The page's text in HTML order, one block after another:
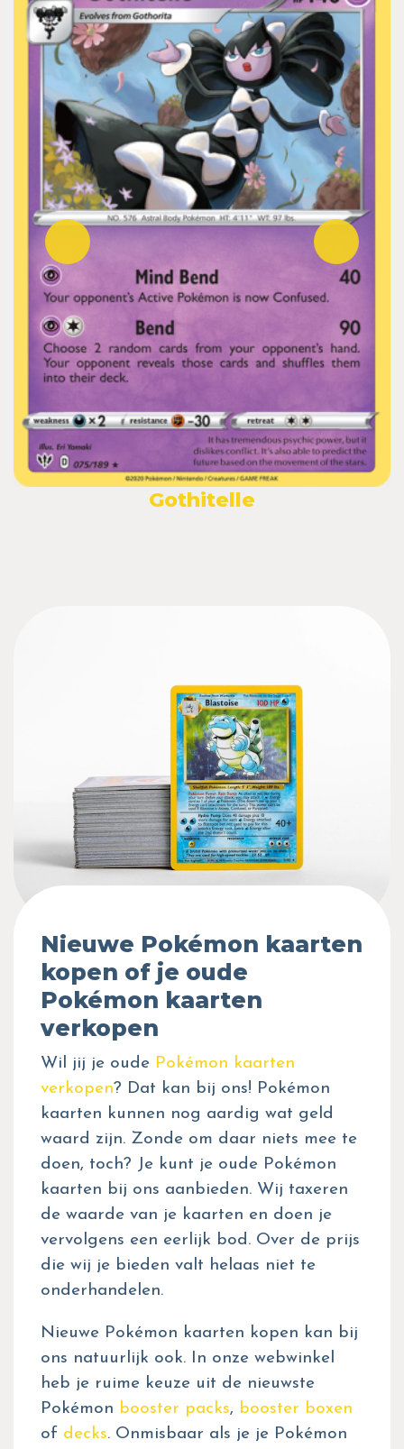
Gothitelle
Nieuwe Pokémon kaarten
kopen of je oude
Pokémon kaarten
verkopen
Wil jij je oude Pokémon kaarten
verkopen? Dat kan bij ons! Pokémon
kaarten kunnen nog aardig wat geld
waard zijn. Zonde om daar niets mee te
doen, toch? Je kunt je oude Pokémon
kaarten bij ons aanbieden. Wij taxeren
de waarde van je kaarten en doen je
vervolgens een eerlijk bod. Over de prijs
die wij je bieden valt helaas niet te
onderhandelen.
Nieuwe Pokémon kaarten kopen kan bij
ons natuurlijk ook. In onze webwinkel
heb je ruime keuze uit de nieuwste
Pokémon booster packs, booster boxen
of decks. Onmisbaar als je je Pokémon